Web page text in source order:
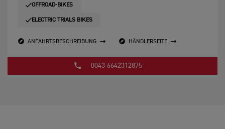
OFFROAD-BIKES
ELECTRIC TRIALS BIKES
ANFAHRTSBESCHREIBUNG HÄNDLERSEITE
0043 6642312875